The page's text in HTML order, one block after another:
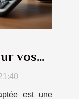
vos
est une